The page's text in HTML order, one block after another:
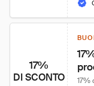
17%
DI SCONTO 17%